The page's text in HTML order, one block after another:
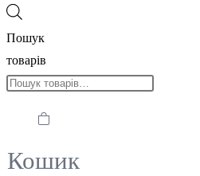
Пошук
товарів
Кошик